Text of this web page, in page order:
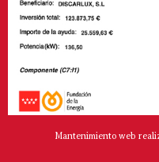
Mantenimiento web